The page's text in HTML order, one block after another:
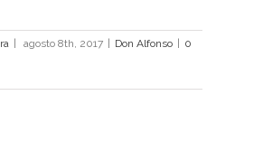
agosto 8th, 2017 Don Alfonso
0